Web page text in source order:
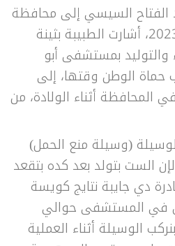
الفتاح السيسي إلى محافظة
البحيرة، في 14 يونيو 2023، أشارت الطبيبة بثينة
بمستشفى أبو
حماة الوطن وقتها، إلى
المحافظة أثناء الولادة، من
(وسيلة منع الحمل)
لإن الست بتولد بعد كده بتقعد
دي جايبة نتايج كويسة
في المستشفى حوالي
احنا بنركب الوسيلة أثناء العملية